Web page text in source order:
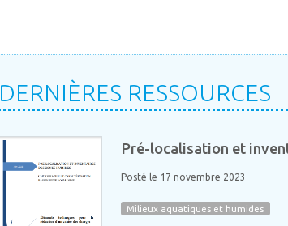
DERNIÈRES RESSOURCES
Pré-localisation et
Posté le 17 novembre 2023
Milieux aquatiques et humides